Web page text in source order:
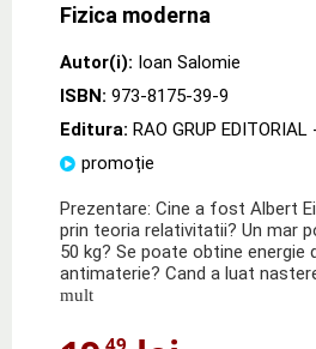
Fizica moderna
Autor(i): Ioan Salomie
ISBN: 973-8175-39-9
Editura: RAO GRUP EDITORIAL
promoție
Prezentare: Cine a fost Albert
prin teoria relativitatii? Un mar
50 kg? Se poate obtine energie
antimaterie? Cand a luat
mult
,49